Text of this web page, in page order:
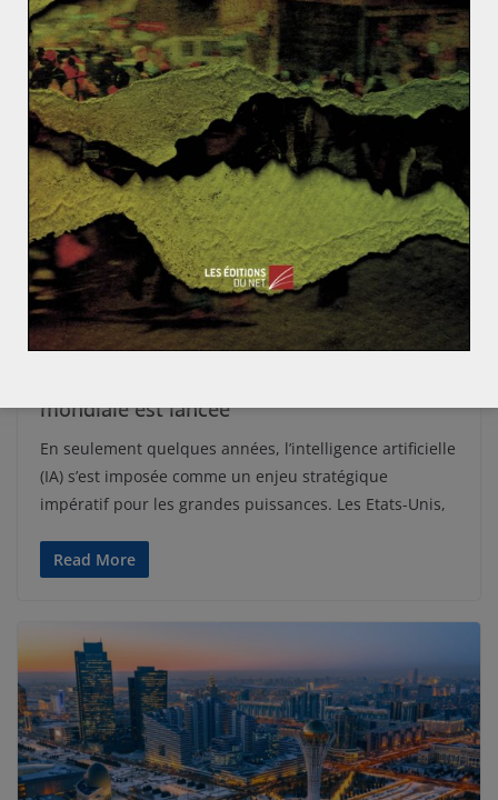
ACTUALITÉS FICHES-EXEMPLES PRÉPA CONCOURS
Clara JALABERT 5 avril 2019 0 Comments
mondiale est lancée
En seulement quelques années, l’intelligence artificielle
(IA) s’est imposée comme un enjeu stratégique
impératif pour les grandes puissances. Les Etats-Unis,
Read More